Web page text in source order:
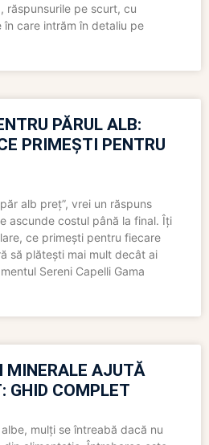
răspunsurile pe scurt, cu
care intrăm în detaliu pe
PĂRUL ALB:
PRIMEȘTI PENTRU
alb preț”, vrei un răspuns
ascunde costul până la final. Îți
ce primești pentru fiecare
să plătești mai mult decât ai
Sereni Capelli Gama
MINERALE AJUTĂ
GHID COMPLET
mulți se întreabă dacă nu